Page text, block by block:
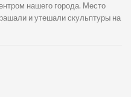
нашего города. Место
и утешали скульптуры на